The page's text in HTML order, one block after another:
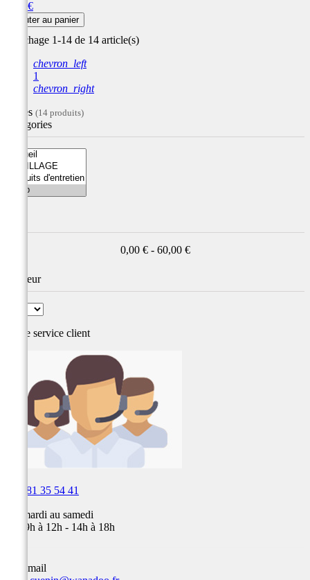
7,60 €
Ajouter au panier
Affichage 1-14 de 14 article(s)
chevron_left
1
chevron_right
Filtres (14 produits)
Catégories
0,00 € - 60,00 €
Couleur
Notre service client
03 81 35 54 41
Du mardi au samedi
de 09h à 12h - 14h à 18h
Par email